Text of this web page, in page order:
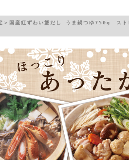
定＞国産紅ずわい蟹だし うま鍋つゆ750g